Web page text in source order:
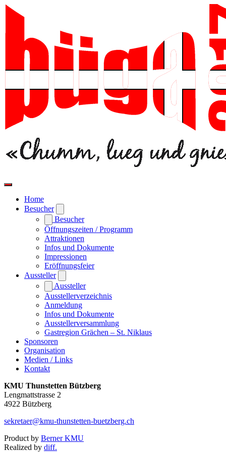
Home
Besucher
Besucher
Öffnungszeiten / Programm
Attraktionen
Infos und Dokumente
Impressionen
Eröffnungsfeier
Aussteller
Aussteller
Ausstellerverzeichnis
Anmeldung
Infos und Dokumente
Ausstellerversammlung
Gastregion Grächen – St. Niklaus
Sponsoren
Organisation
Medien / Links
Kontakt
KMU Thunstetten Bützberg
Lengmattstrasse 2
4922 Bützberg
sekretaer@kmu-thunstetten-buetzberg.ch
Product by Berner KMU
Realized by diff.